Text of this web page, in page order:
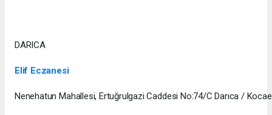
DARICA
Elif Eczanesi
Nenehatun Mahallesi, Ertuğrulgazi Caddesi No:74/C Darıca /